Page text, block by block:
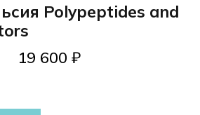
Polypeptides and
19 600 ₽